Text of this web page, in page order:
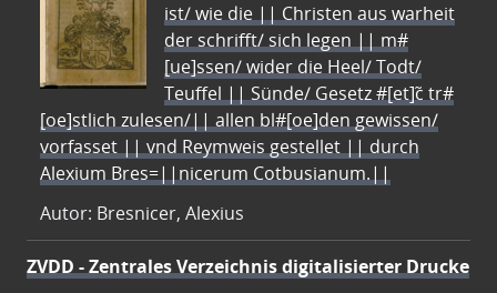
ist/ wie die || Christen aus warheit
der schrifft/ sich legen || m#
[ue]ssen/ wider die Heel/ Todt/
Teuffel || Sünde/ Gesetz #[et]c̃ tr#
[oe]stlich zulesen/|| allen bl#[oe]den gewissen/
vorfasset || vnd Reymweis gestellet || durch
Alexium Bres=||nicerum Cotbusianum.||
Autor: Bresnicer, Alexius
ZVDD - Zentrales Verzeichnis digitalisierter Drucke